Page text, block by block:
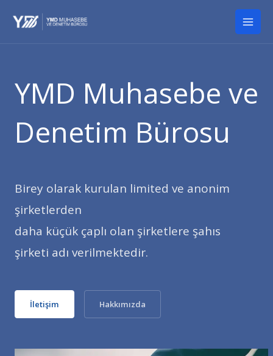
Main
YMD Muhasebe ve
Denetim Bürosu
Birey olarak kurulan limited ve anonim
şirketlerden
daha küçük çaplı olan şirketlere şahıs
şirketi adı verilmektedir.
İletişim Hakkımızda